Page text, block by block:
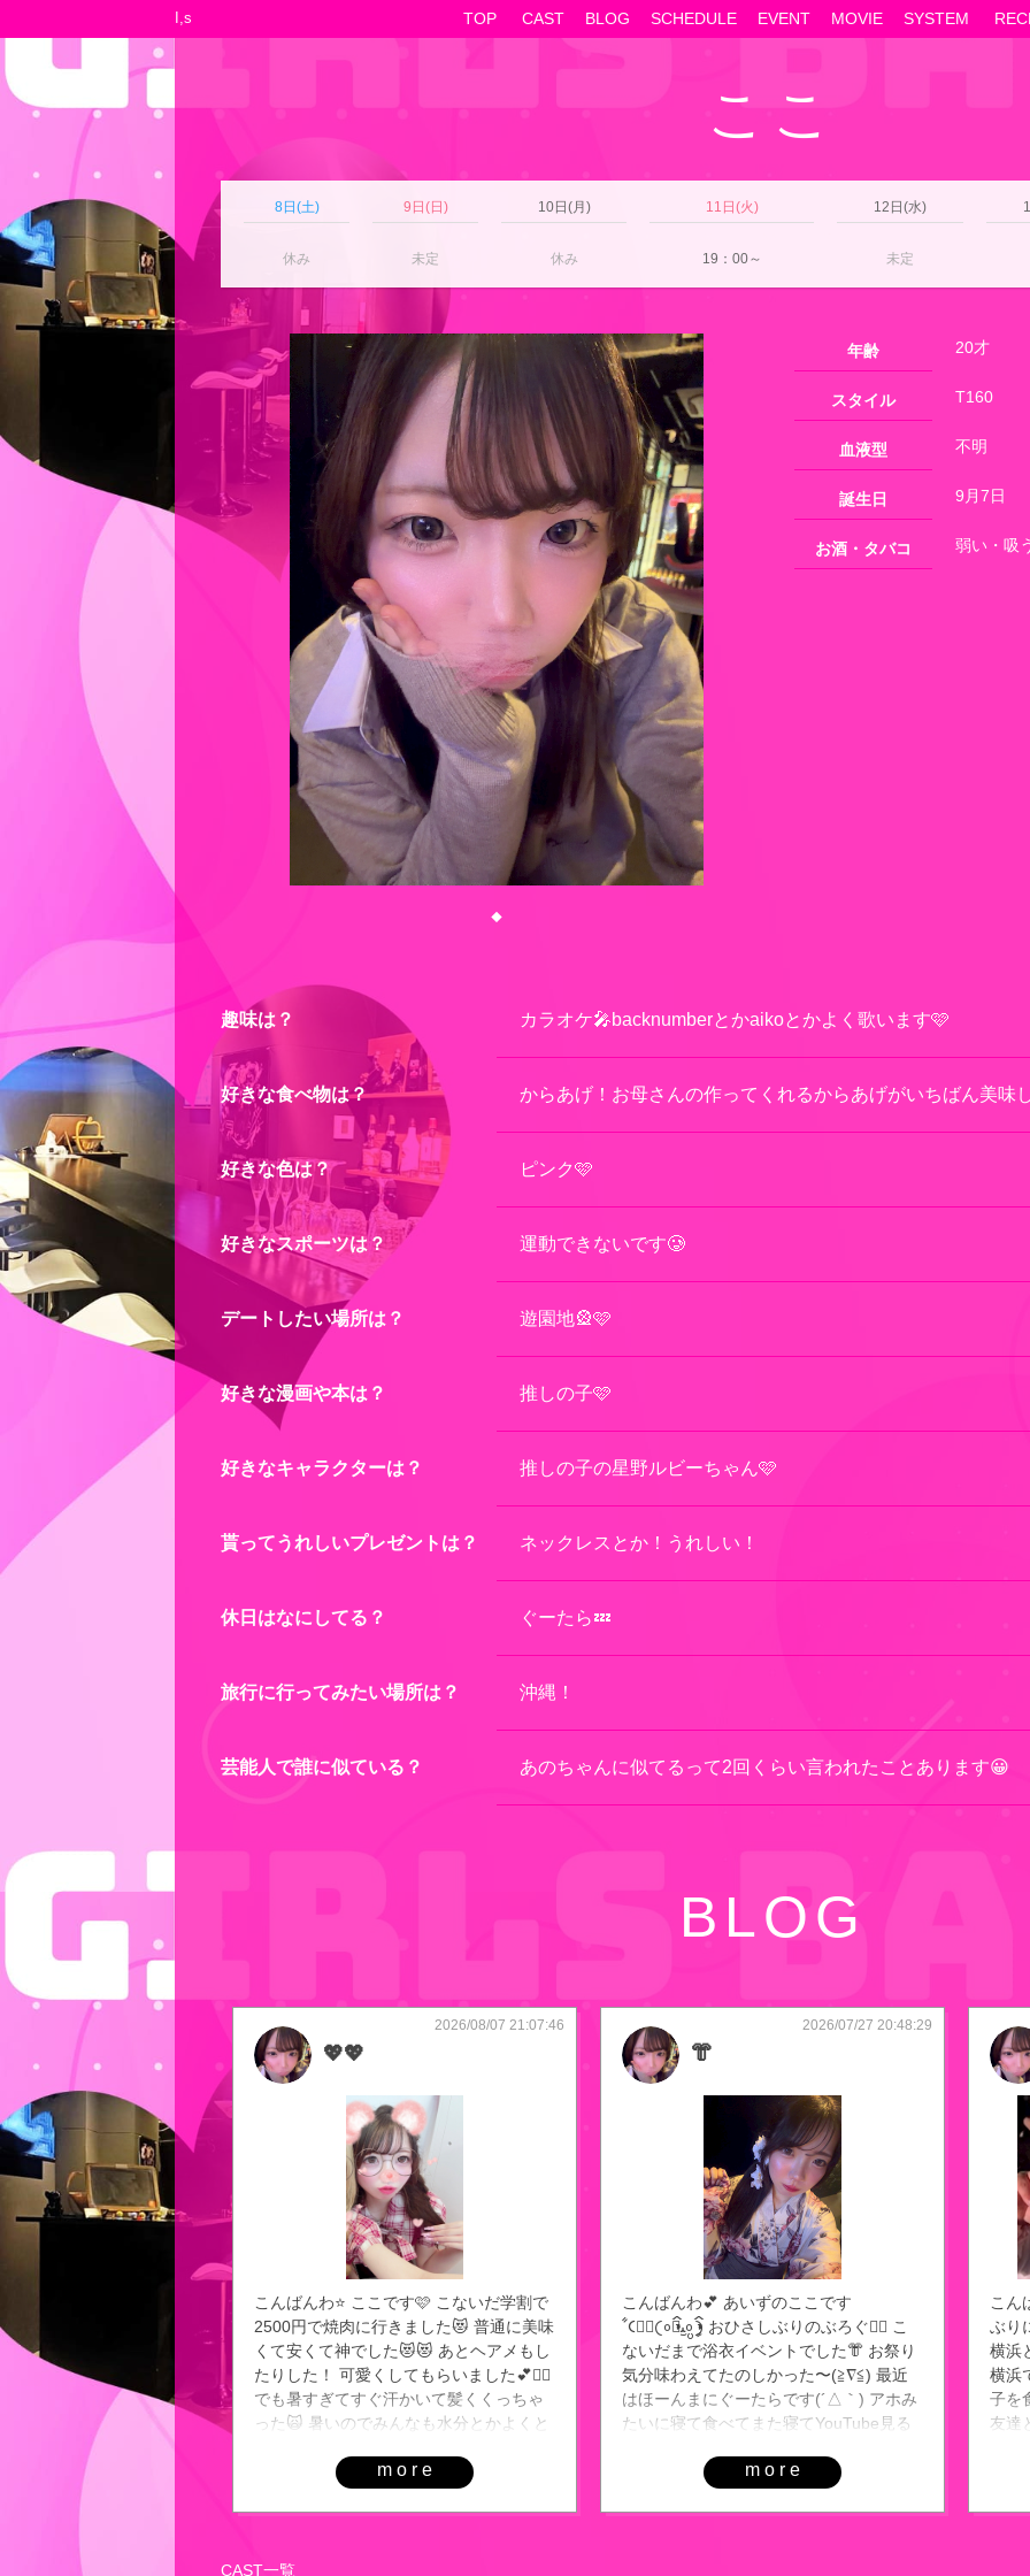
I,s TOP CAST BLOG SCHEDULE EVENT MOVIE SYSTEM
ここ
8日(土) 9日(日) 10日(月) 11日(火) 12日(水)
休み 未定 休み 19：00～ 未定
◆
年齢 20才
スタイル T160
血液型 不明
誕生日 9月7日
お酒・タバコ 弱い・吸
趣味は？ カラオケ🎤backnumberとかaikoとかよく歌います🩷
好きな食べ物は？ からあげ！お母さんの作ってくれるからあげがいちばん美味
好きな色は？ ピンク🩷
好きなスポーツは？ 運動できないです🥲
デートしたい場所は？ 遊園地🎡🩷
好きな漫画や本は？ 推しの子🩷
好きなキャラクターは？ 推しの子の星野ルビーちゃん🩷
貰ってうれしいプレゼントは？ ネックレスとか！うれしい！
休日はなにしてる？ ぐーたら💤
旅行に行ってみたい場所は？ 沖縄！
芸能人で誰に似ている？ あのちゃんに似てるって2回くらい言われたことあります😀
BLOG
💖💖
2026/08/07 21:07:46
こんばんわ⭐️ ここです🩷 こないだ学割で
2500円で焼肉に行きました😻 普通に美味
くて安くて神でした😻😻 あとヘアメもし
たりした！ 可愛くしてもらいました💕✌🏻
でも暑すぎてすぐ汗かいて髪くくっちゃ
った🙀 暑いのでみんなも水分とかよくと
more
👘
2026/07/27 20:48:29
こんばんわ💕 あいずのここです‎
ꧦ𐅁𐀸𐋠𛰙᭜𖫴𖫰𖫱𖫳𖫲𖫲𖫳𖫴𖫰𖫱꛰ﯩᩝ︪᭜𖫴𖫰𖫱𖫳𖫲𖫲𖫳𖫴𖫰𖫱꛰ީᩝ𛰚 おひさしぶりのぶろぐ✌🏻 こ
ないだまで浴衣イベントでした👘 お祭り
気分味わえてたのしかった〜(≧∇≦) 最近
はほーんまにぐーたらです(´△｀) アホみ
たいに寝て食べてまた寝てYouTube見る
おわれてる😭 がんばります🙀 今日もラ
more
こん
ぶり
横浜
横浜
子を
友達
CAST一覧